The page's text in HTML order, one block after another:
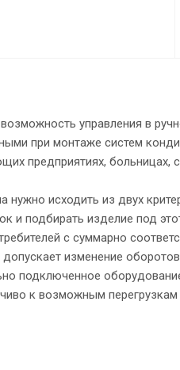
управления в
при монтаже систем
предприятиях, больницах,
нужно исходить из двух
и подбирать изделие под
с суммарно
изменение
подключенное
к возможным перегрузкам